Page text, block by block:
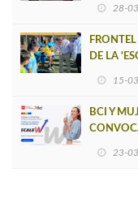
28-
DE LA
15-
BCI Y
23-